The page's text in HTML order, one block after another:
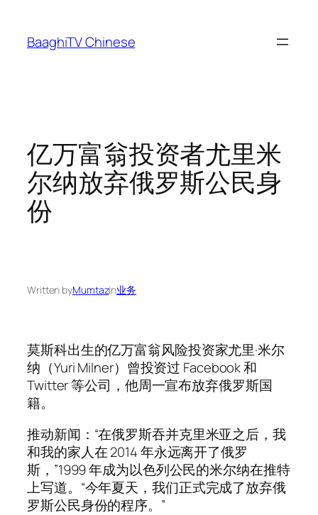
content
BaaghiTV Chinese
亿万富翁投资者尤里米
尔纳放弃俄罗斯公民身
份
Written byMumtazin业务
莫斯科出生的亿万富翁风险投资家尤里·米尔
纳（Yuri Milner）曾投资过 Facebook 和
Twitter 等公司，他周一宣布放弃俄罗斯国
籍。
推动新闻：“在俄罗斯吞并克里米亚之后，我
和我的家人在 2014 年永远离开了俄罗
斯，”1999 年成为以色列公民的米尔纳在推特
上写道。“今年夏天，我们正式完成了放弃俄
罗斯公民身份的程序。”